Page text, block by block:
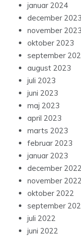
januar 2024
december 2023
november 2023
oktober 2023
september
august 2023
juli 2023
juni 2023
maj 2023
april 2023
marts 2023
februar 2023
januar 2023
december 2022
november 2022
oktober 2022
september
juli 2022
juni 2022